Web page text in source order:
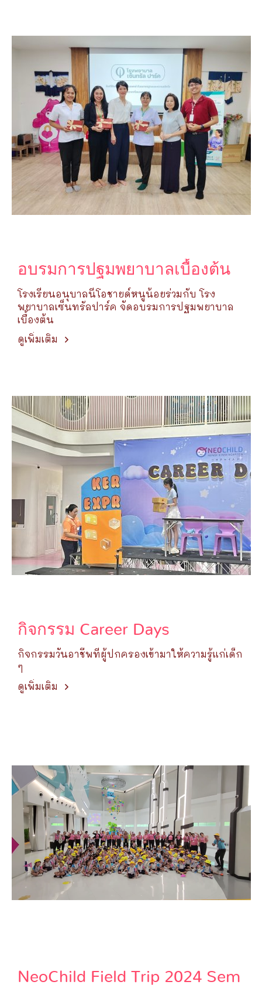
อบรมการปฐมพยาบาลเบื้องต้น
โรงเรียนอนุบาลนีโอชายด์หนูน้อยร่วมกับ โรง
พยาบาลเซ็นทรัลปาร์ค จัดอบรมการปฐมพยาบาล
เบื้องต้น
ดูเพิ่มเติม
กิจกรรม Career Days
กิจกรรมวันอาชีพที่ผู้ปกครองเข้ามาให้ความรู้แก่เด็ก
ๆ
ดูเพิ่มเติม
NeoChild Field Trip 2024 Sem